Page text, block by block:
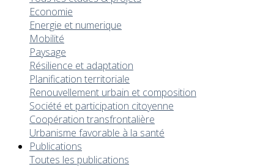
Economie
Energie et numerique
Mobilité
Paysage
Résilience et adaptation
Planification territoriale
Renouvellement urbain et composition
Société et participation citoyenne
Coopération transfrontalière
Urbanisme favorable à la santé
Publications
Toutes les publications